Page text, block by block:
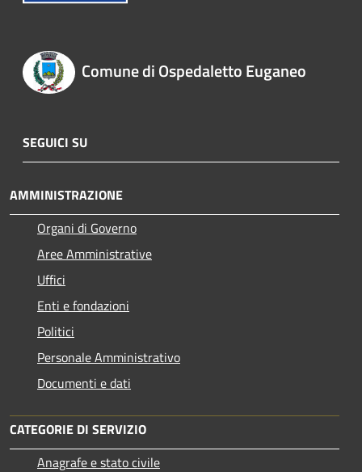
Comune di Ospedaletto Euganeo
SEGUICI SU
AMMINISTRAZIONE
Organi di Governo
Aree Amministrative
Uffici
Enti e fondazioni
Politici
Personale Amministrativo
Documenti e dati
CATEGORIE DI SERVIZIO
Anagrafe e stato civile